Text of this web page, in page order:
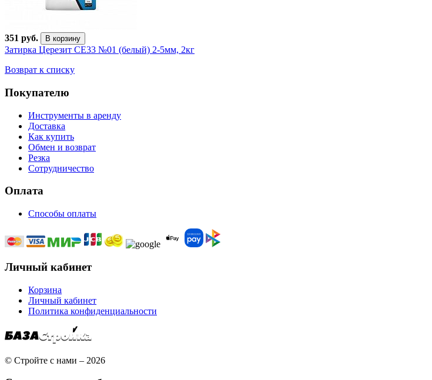
351 руб. В корзину
Затирка Церезит CE33 №01 (белый) 2-5мм, 2кг
Возврат к списку
Покупателю
Инструменты в аренду
Доставка
Как купить
Обмен и возврат
Резка
Сотрудничество
Оплата
Способы оплаты
Личный кабинет
Корзина
Личный кабинет
Политика конфиденциальности
© Стройте с нами – 2026